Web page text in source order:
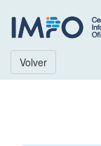
Volver